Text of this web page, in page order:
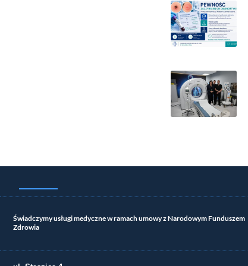
Świadczymy usługi medyczne w ramach umowy z Narodowym Funduszem
Zdrowia